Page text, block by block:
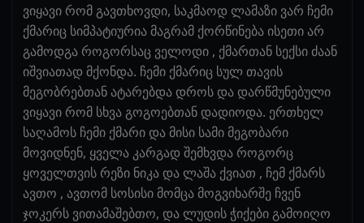
ვიყავი რომ გავთხოვდი, საკმაოდ ლამაზი ვარ ჩემი
ქმარიც სიმპატიურია მაგრამ ქორწინება ისეთი არ
გამოდგა როგორსაც ველოდი , ქმართან სექსი ძაან
იშვიათად მქონდა. ჩემი ქმარიც სულ თავის
მეგობრებთან ატარებდა დროს და დარწმუნებული
ვიყავი რომ სხვა გოგოებთან დადიოდა. ერთხელ
საღამოს ჩემი ქმარი და მისი სამი მეგობარი
მოვიდნენ, ყველა კარგად შემხვდა როგორც
ყოველთვის რეზი ნიკა და ლაშა ქვიათ , ჩემ ქმარს
ავთო , ავთომ სოსისი მომცა მოგვიხარშე ჩვენ
ჯოკერს ვითამაშებთო, და ლუდის ჭიქები გამოიღო